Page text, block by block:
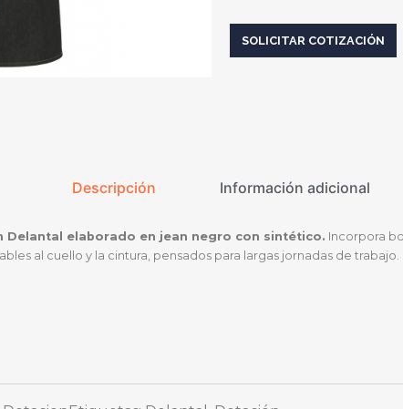
SOLICITAR COTIZACIÓN
Descripción Información adicional
Delantal elaborado en jean negro con sintético. Incorpora
al cuello y la cintura, pensados para largas jornadas de trabajo.